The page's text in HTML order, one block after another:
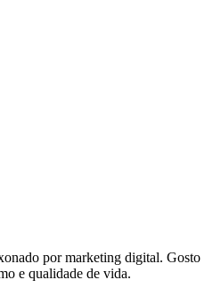
por marketing digital. Gosto
e qualidade de vida.